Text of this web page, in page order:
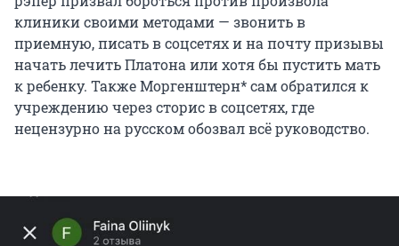
клиники своими методами — звонить в
приемную, писать в соцсетях и на почту призывы
начать лечить Платона или хотя бы пустить мать
к ребенку. Также Моргенштерн* сам обратился к
учреждению через сторис в соцсетях, где
нецензурно на русском обозвал всё руководство.